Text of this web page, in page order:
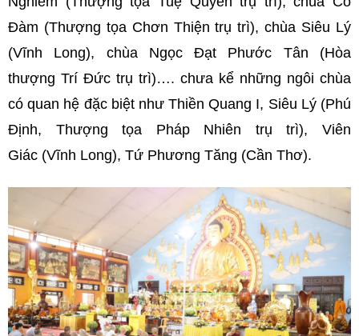
Đàm (Thượng tọa Chơn Thiện trụ trì), chùa Siêu Lý
(Vĩnh Long), chùa Ngọc Đạt Phước Tân (Hòa
thượng Trí Đức trụ trì)…. chưa kể những ngôi chùa
có quan hệ đặc biệt như Thiền Quang I, Siêu Lý (Phú
Định, Thượng tọa Pháp Nhiên trụ trì), Viên
Giác (Vĩnh Long), Tứ Phương Tăng (Cần Thơ).